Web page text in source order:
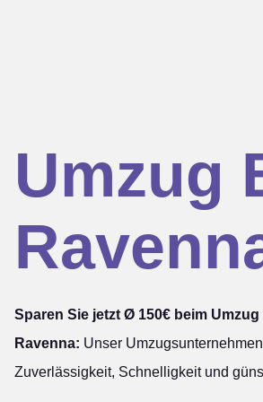
Umzug
Sparen Sie jetzt Ø 150€ beim
Ravenna: Unser
Zuverlässigkeit, Schnelligkeit und